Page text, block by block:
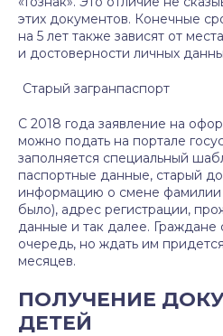
этих документов. Конечные
на 5 лет также зависят от
и достоверности личных
Старый загранпаспорт
С 2018 года заявление на
можно подать на портале
заполняется специальный
паспортные данные, старый
информацию о смене фамилии
было), адрес регистрации,
данные и так далее. Граждане
очередь, но ждать им
месяцев.
ПОЛУЧЕНИЕ
ДЕТЕЙ